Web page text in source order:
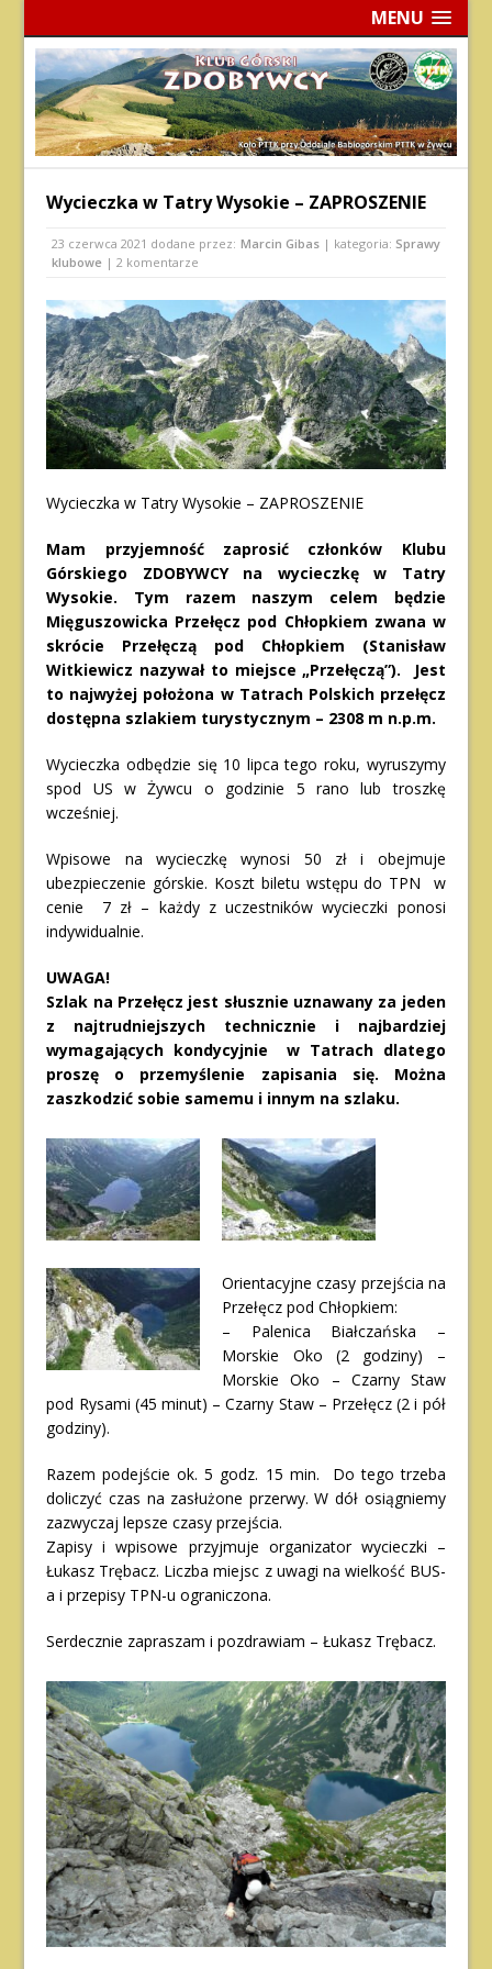
MENU
Wycieczka w Tatry Wysokie – ZAPROSZENIE
23 czerwca 2021 dodane przez: Marcin Gibas | kategoria: Sprawy
klubowe | 2 komentarze
Wycieczka w Tatry Wysokie – ZAPROSZENIE
Mam przyjemność zaprosić członków Klubu
Górskiego ZDOBYWCY na wycieczkę w Tatry
Wysokie. Tym razem naszym celem będzie
Mięguszowicka Przełęcz pod Chłopkiem zwana w
skrócie Przełęczą pod Chłopkiem (Stanisław
Witkiewicz nazywał to miejsce „Przełęczą”). Jest
to najwyżej położona w Tatrach Polskich przełęcz
dostępna szlakiem turystycznym – 2308 m n.p.m.
Wycieczka odbędzie się 10 lipca tego roku, wyruszymy
spod US w Żywcu o godzinie 5 rano lub troszkę
wcześniej.
Wpisowe na wycieczkę wynosi 50 zł i obejmuje
ubezpieczenie górskie. Koszt biletu wstępu do TPN w
cenie 7 zł – każdy z uczestników wycieczki ponosi
indywidualnie.
UWAGA!
Szlak na Przełęcz jest słusznie uznawany za jeden
z najtrudniejszych technicznie i najbardziej
wymagających kondycyjnie w Tatrach dlatego
proszę o przemyślenie zapisania się. Można
zaszkodzić sobie samemu i innym na szlaku.
Orientacyjne czasy przejścia na
Przełęcz pod Chłopkiem:
– Palenica Białczańska –
Morskie Oko (2 godziny) –
Morskie Oko – Czarny Staw
pod Rysami (45 minut) – Czarny Staw – Przełęcz (2 i pół
godziny).
Razem podejście ok. 5 godz. 15 min. Do tego trzeba
doliczyć czas na zasłużone przerwy. W dół osiągniemy
zazwyczaj lepsze czasy przejścia.
Zapisy i wpisowe przyjmuje organizator wycieczki –
Łukasz Trębacz. Liczba miejsc z uwagi na wielkość BUS-
a i przepisy TPN-u ograniczona.
Serdecznie zapraszam i pozdrawiam – Łukasz Trębacz.